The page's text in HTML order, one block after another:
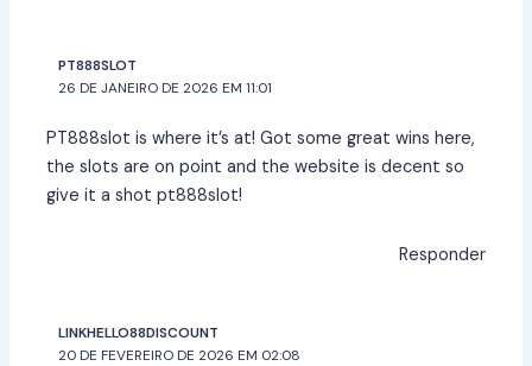
PT888SLOT
26 DE JANEIRO DE 2026 EM 11:01
PT888slot is where it’s at! Got some great wins here,
the slots are on point and the website is decent so
give it a shotpt888slot!
Responder
LINKHELLO88DISCOUNT
20 DE FEVEREIRO DE 2026 EM 02:08